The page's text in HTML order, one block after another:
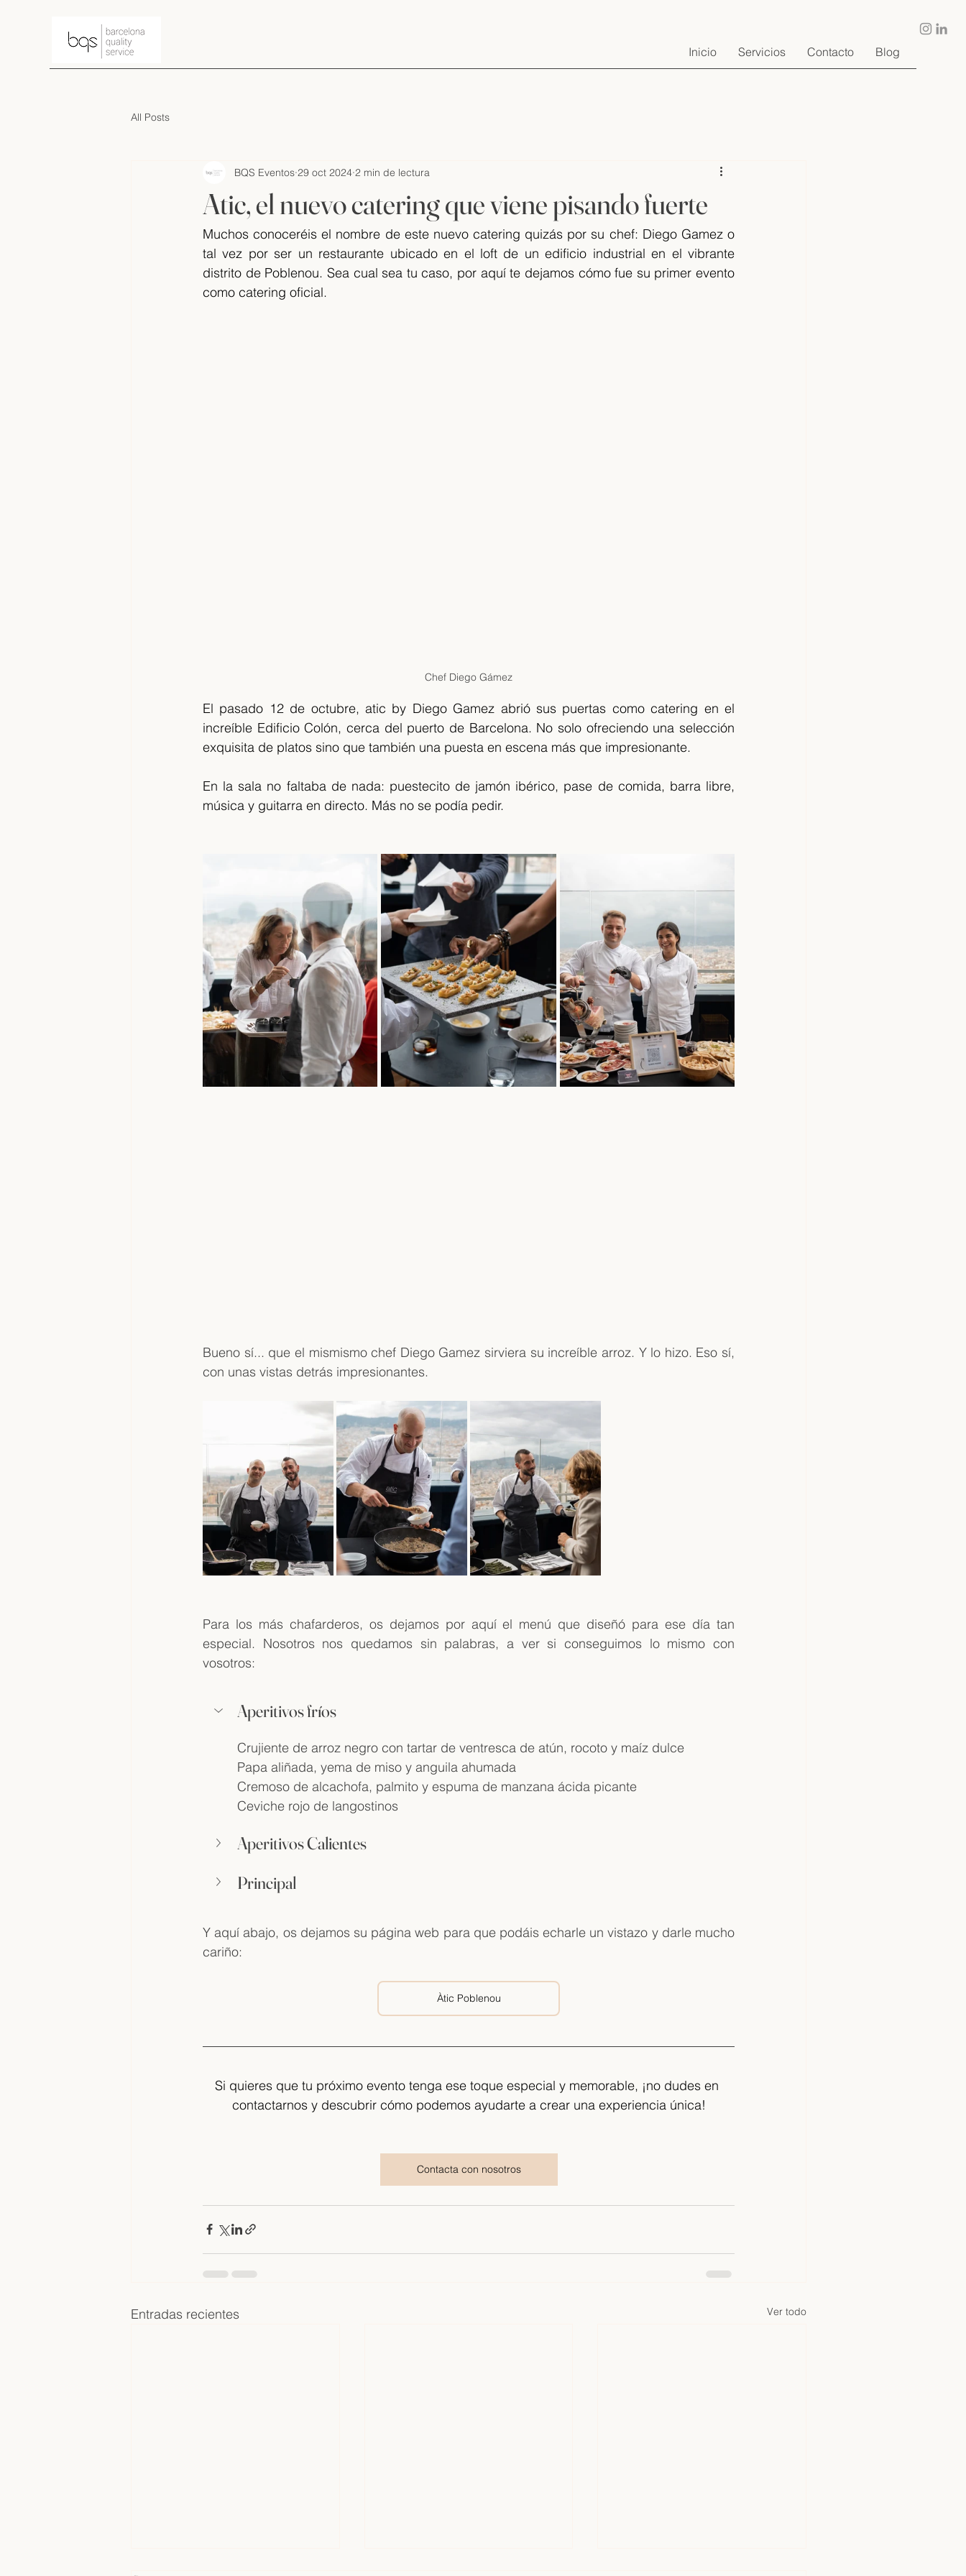
Inicio Servicios Contacto Blog
All Posts
Atic, el nuevo catering que viene pisando fuerte
BQS Eventos 29 oct 2024 2 min de lectura
Muchos conoceréis el nombre de este nuevo catering quizás por su chef: Diego Gamez o
tal vez por ser un restaurante ubicado en el loft de un edificio industrial en el vibrante
distrito de Poblenou. Sea cual sea tu caso, por aquí te dejamos cómo fue su primer evento
como catering oficial.
Chef Diego Gámez
El pasado 12 de octubre, atic by Diego Gamez abrió sus puertas como catering en el
increíble Edificio Colón, cerca del puerto de Barcelona. No solo ofreciendo una selección
exquisita de platos sino que también una puesta en escena más que impresionante.
En la sala no faltaba de nada: puestecito de jamón ibérico, pase de comida, barra libre,
música y guitarra en directo. Más no se podía pedir.
Bueno sí... que el mismismo chef Diego Gamez sirviera su increíble arroz. Y lo hizo. Eso sí,
con unas vistas detrás impresionantes.
Para los más chafarderos, os dejamos por aquí el menú que diseñó para ese día tan
especial. Nosotros nos quedamos sin palabras, a ver si conseguimos lo mismo con
vosotros:
Aperitivos fríos
Crujiente de arroz negro con tartar de ventresca de atún, rocoto y maíz dulce
Papa aliñada, yema de miso y anguila ahumada
Cremoso de alcachofa, palmito y espuma de manzana ácida picante
Ceviche rojo de langostinos
Aperitivos Calientes
Principal
Y aquí abajo, os dejamos su página web para que podáis echarle un vistazo y darle mucho
cariño:
Àtic Poblenou
Si quieres que tu próximo evento tenga ese toque especial y memorable, ¡no dudes en
contactarnos y descubrir cómo podemos ayudarte a crear una experiencia única!
Contacta con nosotros
Entradas recientes Ver todo